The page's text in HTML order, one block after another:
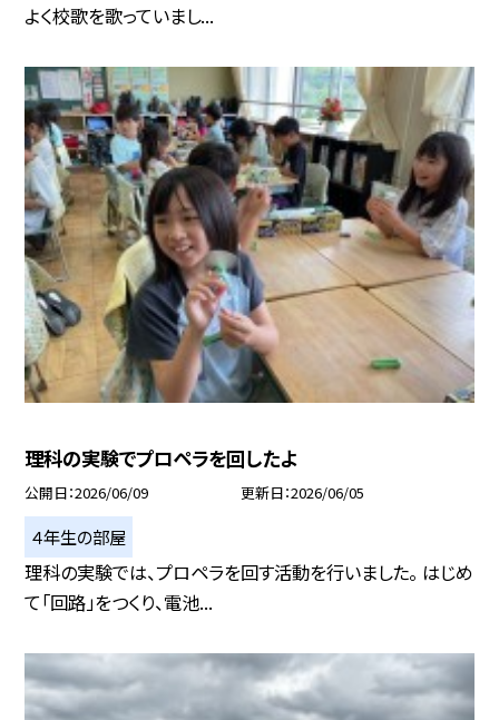
よく校歌を歌っていまし...
理科の実験でプロペラを回したよ
公開日 2026/06/09 更新日 2026/06/05
４年生の部屋
理科の実験では、プロペラを回す活動を行いました。 はじめ
て「回路」をつくり、電池...